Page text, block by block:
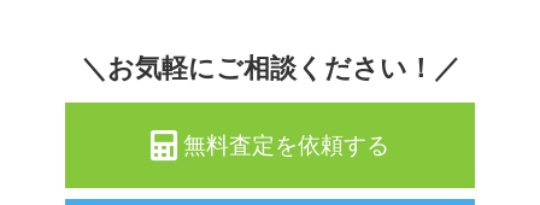
＼お気軽にご相談ください！／
無料査定を依頼する